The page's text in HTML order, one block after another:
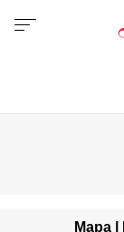
Mapa